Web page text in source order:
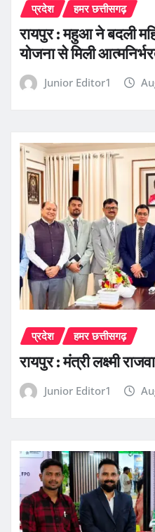
प्रदेश हमर छत्तीसगढ़
रायपुर : महुआ ने बदली
योजना से मिली
Junior Editor1
प्रदेश हमर छत्तीसगढ़
रायपुर : मंत्री लक्ष्मी
Junior Editor1